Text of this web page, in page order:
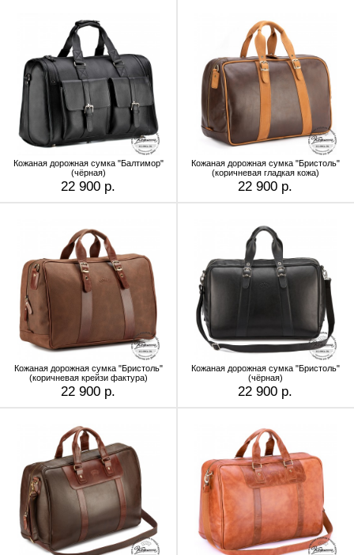
Кожаная дорожная сумка "Балтимор"
(чёрная)
22 900 р.
Кожаная дорожная сумка "Бристоль"
(коричневая гладкая кожа)
22 900 р.
Кожаная дорожная сумка "Бристоль"
(коричневая крейзи фактура)
22 900 р.
Кожаная дорожная сумка "Бристоль"
(чёрная)
22 900 р.